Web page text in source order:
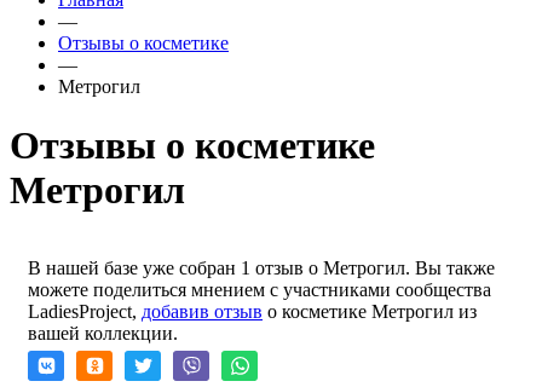
—
Отзывы о косметике
—
Метрогил
Отзывы о косметике
Метрогил
В нашей базе уже собран 1 отзыв о Метрогил. Вы также
можете поделиться мнением с участниками сообщества
LadiesProject, добавив отзыв о косметике Метрогил из
вашей коллекции.